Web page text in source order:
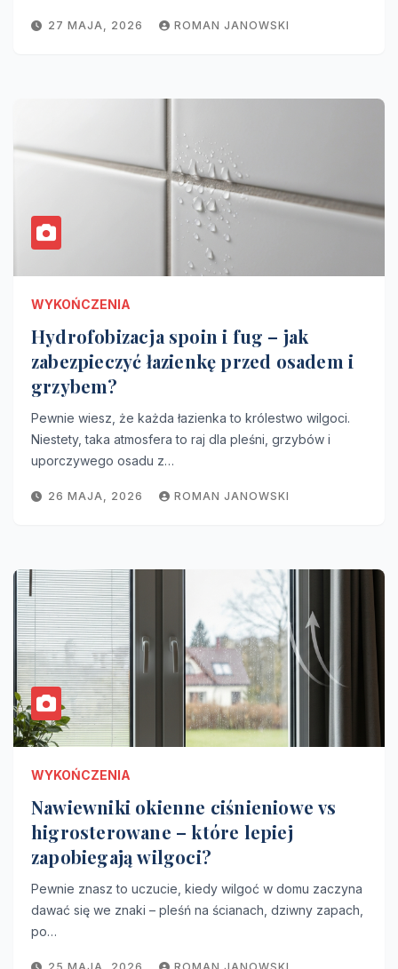
27 MAJA, 2026 ROMAN JANOWSKI
WYKOŃCZENIA
Hydrofobizacja spoin i fug – jak
zabezpieczyć łazienkę przed osadem i
grzybem?
Pewnie wiesz, że każda łazienka to królestwo wilgoci.
Niestety, taka atmosfera to raj dla pleśni, grzybów i
uporczywego osadu z…
26 MAJA, 2026 ROMAN JANOWSKI
WYKOŃCZENIA
Nawiewniki okienne ciśnieniowe vs
higrosterowane – które lepiej
zapobiegają wilgoci?
Pewnie znasz to uczucie, kiedy wilgoć w domu zaczyna
dawać się we znaki – pleśń na ścianach, dziwny zapach,
po…